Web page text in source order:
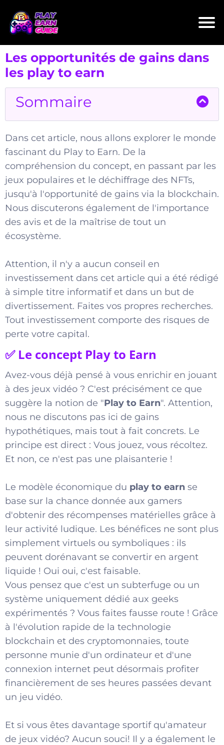
Les opportunités de gains dans
les play to earn
Sommaire
Dans cet article, nous allons explorer le monde
fascinant du Play to Earn. De la
compréhension du concept, en passant par les
jeux populaires et le déchiffrage des NFTs,
jusqu'à l'opportunité de gains via la blockchain.
Nous discuterons également de l'importance
des avis et de la maîtrise de tout un
écosystème.
Attention, il n'y a aucun conseil en
investissement dans cet article qui a été rédigé
à simple titre informatif et dans un but de
divertissement. Faites vos propres recherches.
Tout investissement comporte des risques de
perte votre capital.
✅ Le concept Play to Earn
Avez-vous déjà pensé à vous enrichir en jouant
à des jeux vidéo ? C'est précisément ce que
suggère la notion de "Play to Earn". Attention,
nous ne discutons pas ici de gains
hypothétiques, mais tout à fait concrets. Le
principe est direct : Vous jouez, vous récoltez.
Et non, ce n'est pas une plaisanterie !
Le modèle économique du play to earn se
base sur la chance donnée aux gamers
d'obtenir des récompenses matérielles grâce à
leur activité ludique. Les bénéfices ne sont plus
simplement virtuels ou symboliques : ils
peuvent dorénavant se convertir en argent
liquide ! Oui oui, c'est faisable.
Vous pensez que c'est un subterfuge ou un
système uniquement dédié aux geeks
expérimentés ? Vous faites fausse route ! Grâce
à l'évolution rapide de la technologie
blockchain et des cryptomonnaies, toute
personne munie d'un ordinateur et d'une
connexion internet peut désormais profiter
financièrement de ses heures passées devant
un jeu vidéo.
Et si vous êtes davantage sportif qu'amateur
de jeux vidéo? Aucun souci! Il y a également le